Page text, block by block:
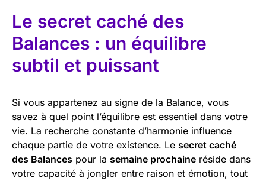
Le secret caché des
Balances : un équilibre
subtil et puissant
Si vous appartenez au signe de la Balance, vous
savez à quel point l’équilibre est essentiel dans votre
vie. La recherche constante d’harmonie influence
chaque partie de votre existence. Le secret caché
des Balances pour la semaine prochaine réside dans
votre capacité à jongler entre raison et émotion, tout